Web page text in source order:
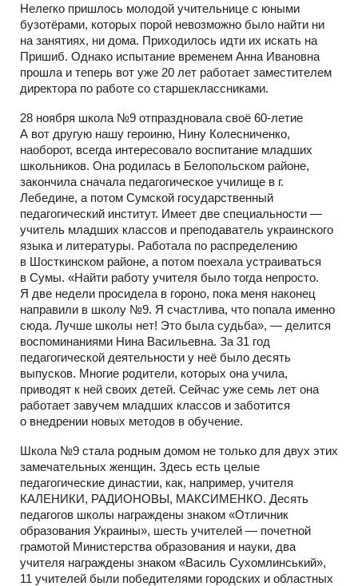
Нелегко пришлось молодой учительнице с юными
бузотёрами, которых порой невозможно было найти ни
на занятиях, ни дома. Приходилось идти их искать на
Пришиб. Однако испытание временем Анна Ивановна
прошла и теперь вот уже 20 лет работает заместителем
директора по работе со старшеклассниками.
28 ноября школа №9 отпраздновала своё 60-летие
А вот другую нашу героиню, Нину Колесниченко,
наоборот, всегда интересовало воспитание младших
школьников. Она родилась в Белопольском районе,
закончила сначала педагогическое училище в г.
Лебедине, а потом Сумской государственный
педагогический институт. Имеет две специальности —
учитель младших классов и преподаватель украинского
языка и литературы. Работала по распределению
в Шосткинском районе, а потом поехала устраиваться
в Сумы. «Найти работу учителя было тогда непросто.
Я две недели просидела в гороно, пока меня наконец
направили в школу №9. Я счастлива, что попала именно
сюда. Лучше школы нет! Это была судьба», — делится
воспоминаниями Нина Васильевна. За 31 год
педагогической деятельности у неё было десять
выпусков. Многие родители, которых она учила,
приводят к ней своих детей. Сейчас уже семь лет она
работает завучем младших классов и заботится
о внедрении новых методов в обучение.
Школа №9 стала родным домом не только для двух этих
замечательных женщин. Здесь есть целые
педагогические династии, как, например, учителя
КАЛЕНИКИ, РАДИОНОВЫ, МАКСИМЕНКО. Десять
педагогов школы награждены знаком «Отличник
образования Украины», шесть учителей — почетной
грамотой Министерства образования и науки, два
учителя награждены знаком «Василь Сухомлинський»,
11 учителей были победителями городских и областных